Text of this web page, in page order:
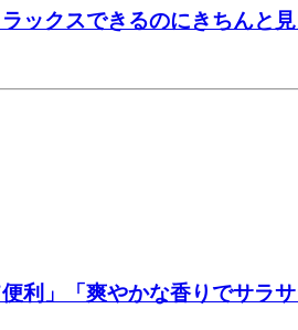
クスできるのにきちんと見
」「爽やかな香りでサラサ